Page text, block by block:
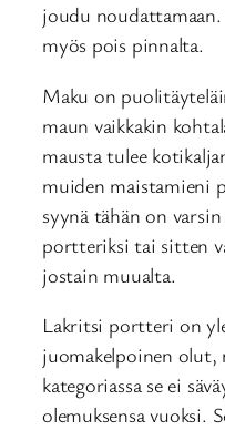
joudu
myös pois pinnalta.
Maku on
maun vaikkakin
mausta tulee
muiden maistamieni
syynä tähän on
portteriksi tai sitten
jostain muualta.
Lakritsi portteri on
juomakelpoinen
kategoriassa se ei
olemuksensa vuoksi.